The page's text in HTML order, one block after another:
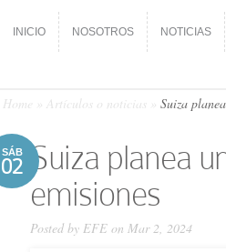
INICIO NOSOTROS NOTICIAS
Home Artículos o noticias Suiza
SÁB
02 Suiza planea
emisiones
Posted by EFE on Mar 2, 2024